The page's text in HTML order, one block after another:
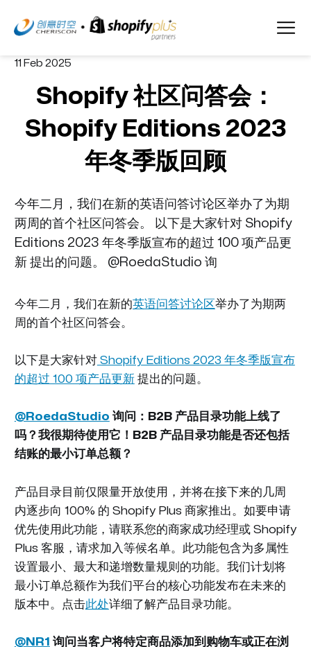
11 Feb 2025
Shopify 社区问答会：
Shopify Editions 2023
年冬季版回顾
今年二月，我们在新的英语问答讨论区举办了为期
两周的首个社区问答会。 以下是大家针对 Shopify
Editions 2023 年冬季版宣布的超过 100 项产品更
新 提出的问题。 @RoedaStudio 询
今年二月，我们在新的英语问答讨论区举办了为期两
周的首个社区问答会。
以下是大家针对Shopify Editions 2023 年冬季版宣布
的超过 100 项产品更新提出的问题。
@RoedaStudio 询问：B2B 产品目录功能上线了
吗？我很期待使用它！B2B 产品目录功能是否还包括
结账的最小订单总额？
产品目录目前仅限量开放使用，并将在接下来的几周
内逐步向 100% 的 Shopify Plus 商家推出。如要申请
优先使用此功能，请联系您的商家成功经理或 Shopify
Plus 客服，请求加入等候名单。此功能包含为多属性
设置最小、最大和递增数量规则的功能。我们计划将
最小订单总额作为我们平台的核心功能发布在未来的
版本中。点击此处详细了解产品目录功能。
@NR1 询问当客户将特定商品添加到购物车或正在浏